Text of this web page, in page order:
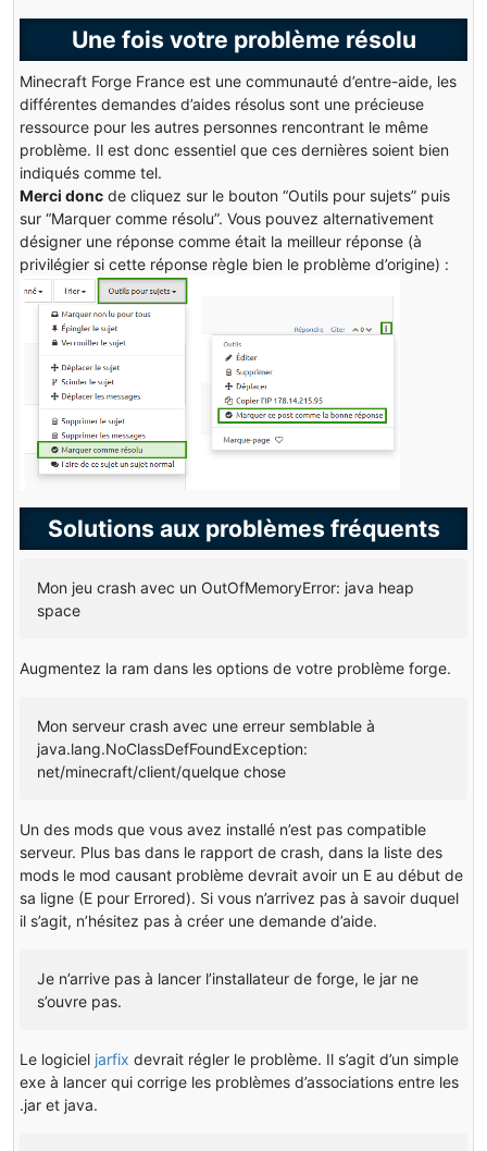
Une fois votre problème résolu
Minecraft Forge France est une communauté d’entre-aide, les
différentes demandes d’aides résolus sont une précieuse
ressource pour les autres personnes rencontrant le même
problème. Il est donc essentiel que ces dernières soient bien
indiqués comme tel.
Merci donc de cliquez sur le bouton “Outils pour sujets” puis
sur “Marquer comme résolu”. Vous pouvez alternativement
désigner une réponse comme était la meilleur réponse (à
privilégier si cette réponse règle bien le problème d’origine) :
Solutions aux problèmes fréquents
Mon jeu crash avec un OutOfMemoryError: java heap
space
Augmentez la ram dans les options de votre problème forge.
Mon serveur crash avec une erreur semblable à
java.lang.NoClassDefFoundException:
net/minecraft/client/quelque chose
Un des mods que vous avez installé n’est pas compatible
serveur. Plus bas dans le rapport de crash, dans la liste des
mods le mod causant problème devrait avoir un E au début de
sa ligne (E pour Errored). Si vous n’arrivez pas à savoir duquel
il s’agit, n’hésitez pas à créer une demande d’aide.
Je n’arrive pas à lancer l’installateur de forge, le jar ne
s’ouvre pas.
Le logiciel jarfix devrait régler le problème. Il s’agit d’un simple
exe à lancer qui corrige les problèmes d’associations entre les
.jar et java.